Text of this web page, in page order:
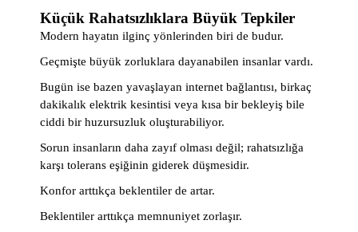
Küçük Rahatsızlıklara Büyük Tepkiler
Modern hayatın ilginç yönlerinden biri de budur.
Geçmişte büyük zorluklara dayanabilen insanlar vardı.
Bugün ise bazen yavaşlayan internet bağlantısı, birkaç
dakikalık elektrik kesintisi veya kısa bir bekleyiş bile
ciddi bir huzursuzluk oluşturabiliyor.
Sorun insanların daha zayıf olması değil; rahatsızlığa
karşı tolerans eşiğinin giderek düşmesidir.
Konfor arttıkça beklentiler de artar.
Beklentiler arttıkça memnuniyet zorlaşır.